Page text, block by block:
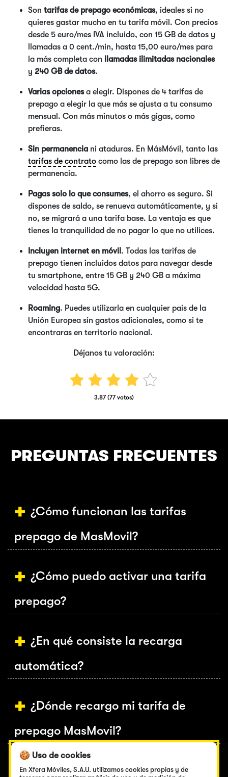
Son tarifas de prepago económicas, ideales si no
quieres gastar mucho en tu tarifa móvil. Con precios
desde 5 euro/mes IVA incluido, con 15 GB de datos y
llamadas a 0 cent./min, hasta 15,00 euro/mes para
la más completa con
llamadas ilimitadas nacionales
y 240 GB de datos.
Varias opcionesa elegir. Dispones de 4 tarifas de
prepago a elegir la que más se ajusta a tu consumo
mensual. Con más minutos o más gigas, como
prefieras.
Sin permanencia ni ataduras. En MásMóvil, tanto las
tarifas de contrato como las de prepago son libres de
permanencia.
Pagas solo lo que consumes, el ahorro es seguro. Si
dispones de saldo, se renueva automáticamente, y si
no, se migrará a una tarifa base. La ventaja es que
tienes la tranquilidad de no pagar lo que no utilices.
Incluyen internet en móvil . Todas las tarifas de
prepago tienen incluidos datos para navegar desde
tu smartphone, entre 15 GB y 240 GB a máxima
velocidad hasta 5G.
Roaming. Puedes utilizarla en cualquier país de la
Unión Europea sin gastos adicionales, como si te
encontraras en territorio nacional.
Déjanos tu valoración:
3.87 (77 votos)
PREGUNTAS FRECUENTES
¿Cómo funcionan las tarifas
prepago de MasMovil?
¿Cómo puedo activar una tarifa
prepago?
¿En qué consiste la recarga
automática?
¿Dónde recargo mi tarifa de
prepago MasMovil?
¿Puedo consultar el saldo que he
🍪 Uso de cookies
En Xfera Móviles, S.A.U. utilizamos cookies propias y de